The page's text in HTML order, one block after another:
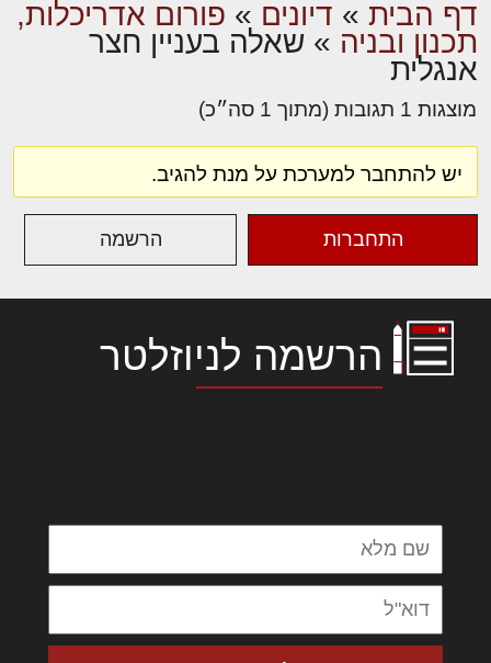
דף הבית » דיונים » פורום אדריכלות,
תכנון ובניה » שאלה בעניין חצר
אנגלית
מוצגות 1 תגובות (מתוך 1 סה״כ)
יש להתחבר למערכת על מנת להגיב.
התחברות הרשמה
הרשמה לניוזלטר